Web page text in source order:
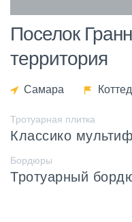
Поселок
территория
Самара
Тротуарная плитка
Классико
Бордюры
Тротуарный